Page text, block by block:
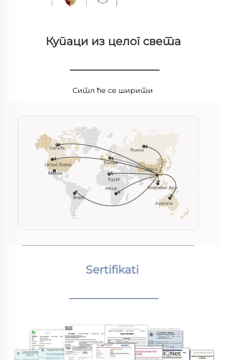
Купаци из целог света
________________
Ситл ће се ширити
Sertifikati
________________